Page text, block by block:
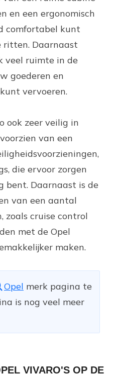
en een ergonomisch
comfortabel kunt
ritten. Daarnaast
veel ruimte in de
goederen en
vervoeren.
ook zeer veilig in
van een
die ervoor zorgen
bent. Daarnaast is de
van een aantal
zoals cruise control
met de Opel
maken.
Opel merk pagina te
is nog veel meer
VIVARO'S OP DE